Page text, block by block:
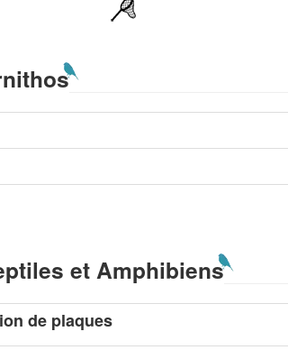
et Amphibiens
de plaques